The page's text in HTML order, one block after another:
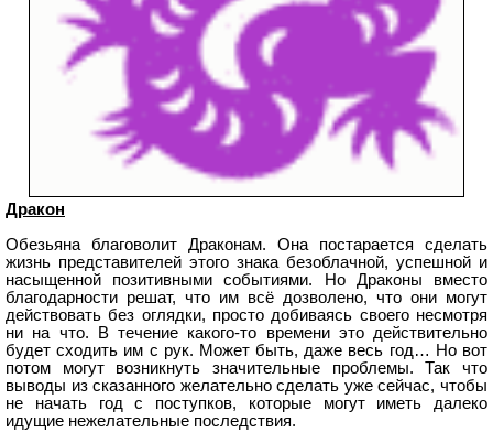
Дракон
Обезьяна благоволит Драконам. Она постарается сделать
жизнь представителей этого знака безоблачной, успешной и
насыщенной позитивными событиями. Но Драконы вместо
благодарности решат, что им всё дозволено, что они могут
действовать без оглядки, просто добиваясь своего несмотря
ни на что. В течение какого-то времени это действительно
будет сходить им с рук. Может быть, даже весь год… Но вот
потом могут возникнуть значительные проблемы. Так что
выводы из сказанного желательно сделать уже сейчас, чтобы
не начать год с поступков, которые могут иметь далеко
идущие нежелательные последствия.